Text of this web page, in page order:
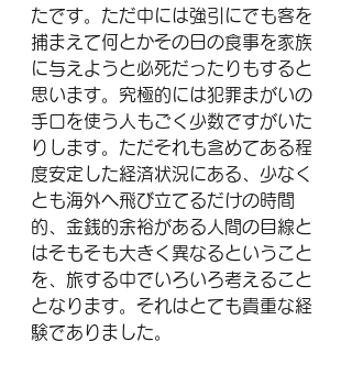
たです。ただ中には強引にでも客を
捕まえて何とかその日の食事を家族
に与えようと必死だったりもすると
思います。究極的には犯罪まがいの
手口を使う人もごく少数ですがいた
りします。ただそれも含めてある程
度安定した経済状況にある、少なく
とも海外へ飛び立てるだけの時間
的、金銭的余裕がある人間の目線と
はそもそも大きく異なるということ
を、旅する中でいろいろ考えること
となります。それはとても貴重な経
験でありました。